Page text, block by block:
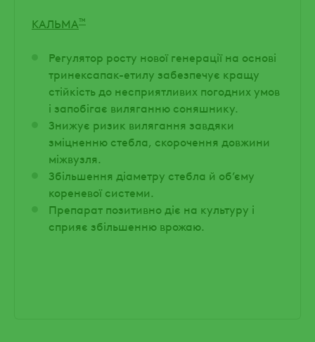
КАЛЬМА™
Регулятор росту нової генерації на основі
тринексапак-етилу забезпечує кращу
стійкість до несприятливих погодних умов
і запобігає виляганню соняшнику.
Знижує ризик вилягання завдяки
зміцненню стебла, скорочення довжини
міжвузля.
Збільшення діаметру стебла й об’єму
кореневої системи.
Препарат позитивно діє на культуру і
сприяє збільшенню врожаю.